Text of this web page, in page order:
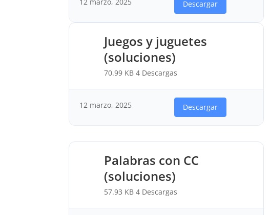
Descargar
Juegos y juguetes
(soluciones)
70.99 KB4 Descargas
12 marzo, 2025 Descargar
Palabras con CC
(soluciones)
57.93 KB4 Descargas